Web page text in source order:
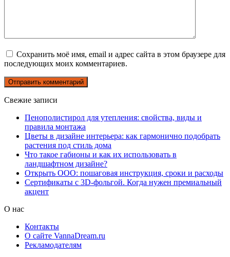
Сохранить моё имя, email и адрес сайта в этом браузере для
последующих моих комментариев.
Свежие записи
Пенополистирол для утепления: свойства, виды и
правила монтажа
Цветы в дизайне интерьера: как гармонично подобрать
растения под стиль дома
Что такое габионы и как их использовать в
ландшафтном дизайне?
Открыть ООО: пошаговая инструкция, сроки и расходы
Сертификаты с 3D-фольгой. Когда нужен премиальный
акцент
О нас
Контакты
О сайте VannaDream.ru
Рекламодателям